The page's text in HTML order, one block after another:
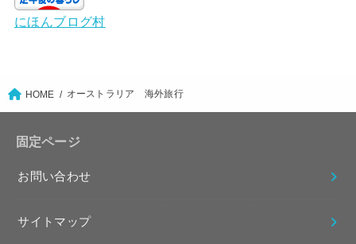
にほんブログ村
HOME オーストラリア 海外旅行
固定ページ
お問い合わせ
サイトマップ